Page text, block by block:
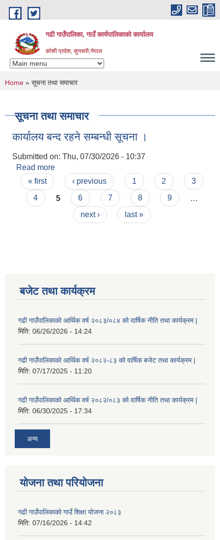
Skip to main content
गढी गाउँपालिका, गाउँ कार्यपालिकाको कार्यालय
कोशी प्रदेश, सुनसरी,नेपाल
You are here
Home » सूचना तथा समाचार
सूचना तथा समाचार
कार्यालय बन्द रहने सम्बन्धी सूचना ।
Submitted on: Thu, 07/30/2026 - 10:37
Read more
Pages
« first ‹ previous 1 2
3
4
5 6 7 8 9
next ›
last »
बजेट तथा कार्यक्रम
गढी गाउँपालिकाको आर्थिक वर्ष २०८३/०८४ को वार्षिक नीति तथा कार्यक्रम |
मिति: 06/26/2026 - 14:24
गढी गाउँपालिकाको आर्थिक वर्ष २०८२-८३ को वार्षिक बजेट तथा कार्यक्रम |
मिति: 07/17/2025 - 11:20
गढी गाउँपालिकाको आर्थिक वर्ष २०८२/०८३ को वार्षिक नीति तथा कार्यक्रम |
मिति: 06/30/2025 - 17:34
अन्य
योजना तथा परियोजना
गढी गाउँपालिकाको गाउँ शिक्षा योजना २०८३
मिति: 07/16/2026 - 14:42